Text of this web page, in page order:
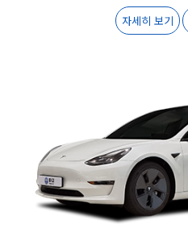
자세히 보기